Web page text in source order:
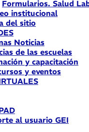
Formularios. Salud
institucional
del sitio
Noticias
de las escuelas
y capacitación
y eventos
al usuario GEI